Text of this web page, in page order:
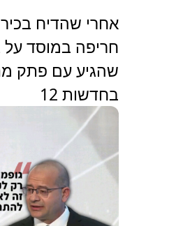
אחרי שהדיח
חריפה במוסד על
שהגיע עם פתק
בחדשות 12